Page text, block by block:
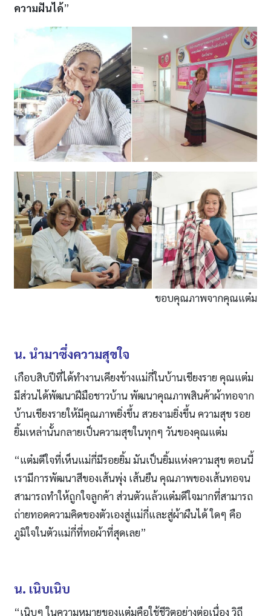
ความฝันได้”
ขอบคุณภาพจากคุณแต๋ม
น. นำมาซึ่งความสุขใจ
เกือบสิบปีที่ได้ทำงานเคียงข้างแม่กี่ในบ้านเชียงราย คุณแต๋ม
มีส่วนได้พัฒนาฝีมือชาวบ้าน พัฒนาคุณภาพสินค้าผ้าทอจาก
บ้านเชียงรายให้มีคุณภาพยิ่งขึ้น สวยงามยิ่งขึ้น ความสุข รอย
ยิ้มเหล่านั้นกลายเป็นความสุขในทุกๆ วันของคุณแต๋ม
“แต๋มดีใจที่เห็นแม่กี่มีรอยยิ้ม มันเป็นยิ้มแห่งความสุข ตอนนี้
เรามีการพัฒนาสีของเส้นพุ่ง เส้นยืน คุณภาพของเส้นทอจน
สามารถทำให้ถูกใจลูกค้า ส่วนตัวแล้วแต๋มดีใจมากที่สามารถ
ถ่ายทอดความคิดของตัวเองสู่แม่กี่และสู่ผ้าผืนได้ ใดๆ คือ
ภูมิใจในตัวแม่กี่ที่ทอผ้าที่สุดเลย”
น. เนิบเนิบ
“เนิบๆ ในความหมายของแต๋มคือใช้ชีวิตอย่างต่อเนื่อง วิถี